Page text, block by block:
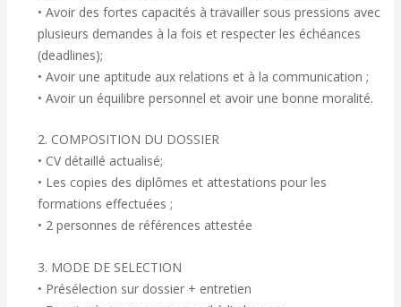
• Avoir des fortes capacités à travailler sous pressions avec
plusieurs demandes à la fois et respecter les échéances
(deadlines);
• Avoir une aptitude aux relations et à la communication ;
• Avoir un équilibre personnel et avoir une bonne moralité.
2. COMPOSITION DU DOSSIER
• CV détaillé actualisé;
• Les copies des diplômes et attestations pour les
formations effectuées ;
• 2 personnes de références attestée
3. MODE DE SELECTION
• Présélection sur dossier + entretien